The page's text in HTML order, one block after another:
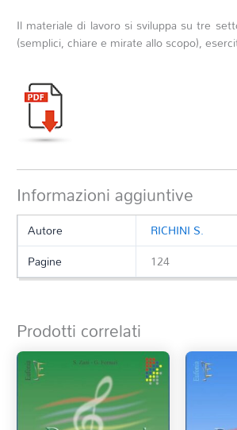
Il materiale di lavoro si sviluppa su tre
(semplici, chiare e mirate allo scopo),
Informazioni aggiuntive
Autore
RICHINI S.
Pagine
124
Prodotti correlati